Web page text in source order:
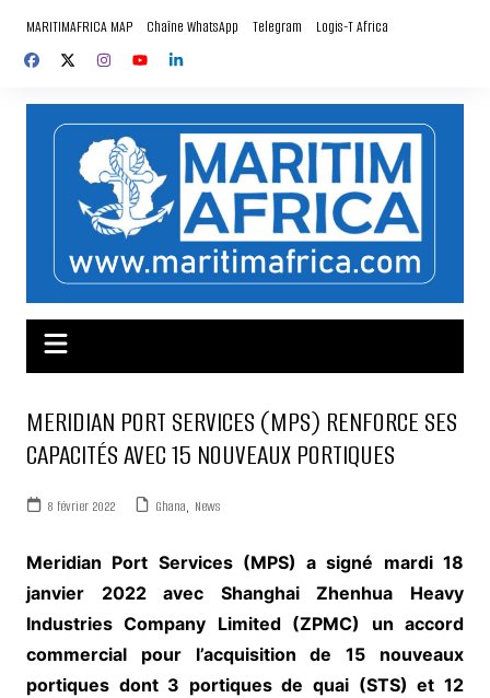
contenu
MARITIMAFRICA MAP Chaîne WhatsApp Telegram Logis-T Africa
MERIDIAN PORT SERVICES (MPS) RENFORCE SES
CAPACITÉS AVEC 15 NOUVEAUX PORTIQUES
8 février 2022 Ghana, News
Meridian Port Services (MPS) a signé mardi 18
janvier 2022 avec Shanghai Zhenhua Heavy
Industries Company Limited (ZPMC) un accord
commercial pour l’acquisition de 15 nouveaux
portiques dont 3 portiques de quai (STS) et 12